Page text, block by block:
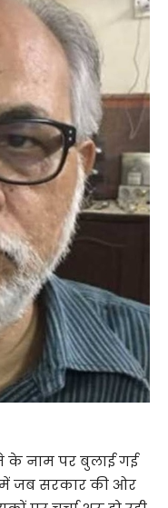
के नाम पर बुलाई गई
जब सरकार की ओर